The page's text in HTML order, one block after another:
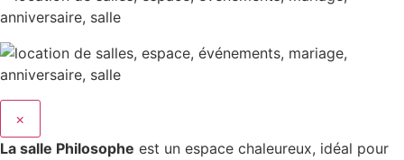
×
La salle Philosophe est un espace chaleureux, idéal pour